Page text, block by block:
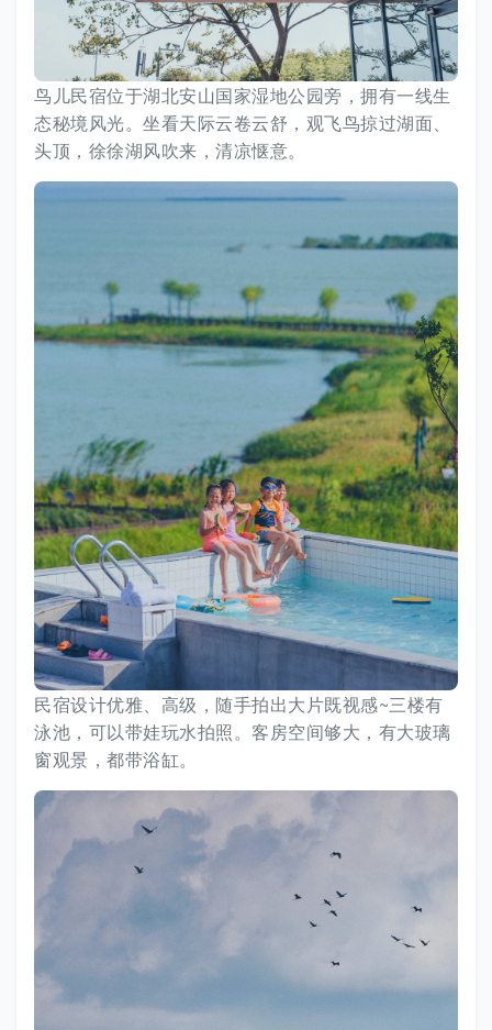
鸟儿民宿位于湖北安山国家湿地公园旁，拥有一线生
态秘境风光。坐看天际云卷云舒，观飞鸟掠过湖面、
头顶，徐徐湖风吹来，清凉惬意。
民宿设计优雅、高级，随手拍出大片既视感~三楼有
泳池，可以带娃玩水拍照。客房空间够大，有大玻璃
窗观景，都带浴缸。